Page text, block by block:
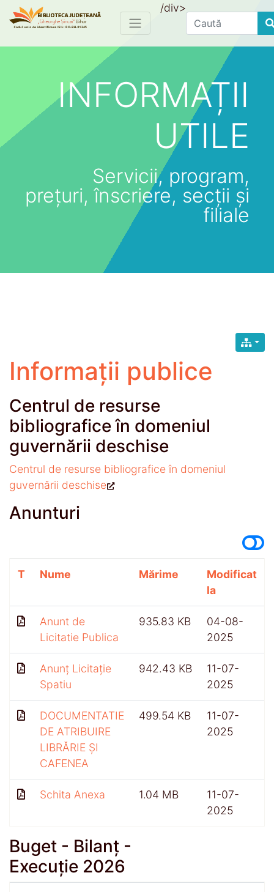
/div>
Find
INFORMAȚII
UTILE
Servicii, program,
prețuri, înscriere, secții și
filiale
Informații publice
Centrul de resurse
bibliografice în domeniul
guvernării deschise
Centrul de resurse bibliografice în domeniul
guvernării deschise
Anunturi
T Nume Mărime
Modificat
la
Anunt de
Licitatie Publica
935.83 KB
04-08-
2025
Anunț Licitație
Spatiu
942.43 KB
11-07-
2025
DOCUMENTATIE
DE ATRIBUIRE
LIBRĂRIE ȘI
CAFENEA
499.54 KB
11-07-
2025
Schita Anexa 1.04 MB
11-07-
2025
Buget - Bilanț -
Execuție 2026